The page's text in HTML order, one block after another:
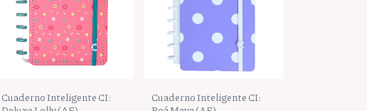
Cuaderno Inteligente CI:
Cuaderno Inteligente CI: